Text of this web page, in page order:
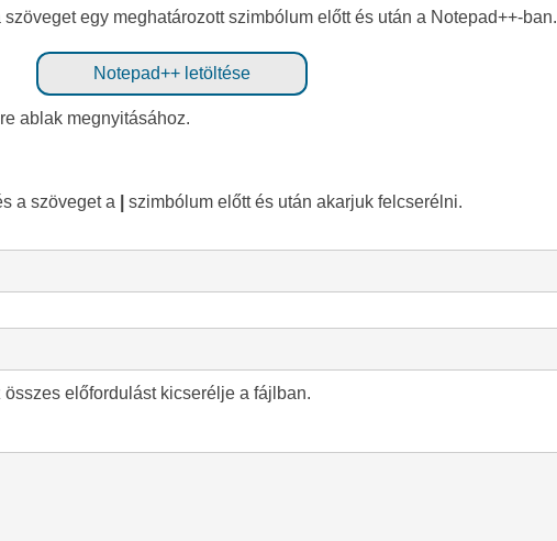
egy meghatározott szimbólum előtt és után a Notepad++-ban.
Notepad++ letöltése
ablak megnyitásához.
a szöveget a
szimbólum előtt és után akarjuk felcserélni.
összes előfordulást kicserélje a fájlban.